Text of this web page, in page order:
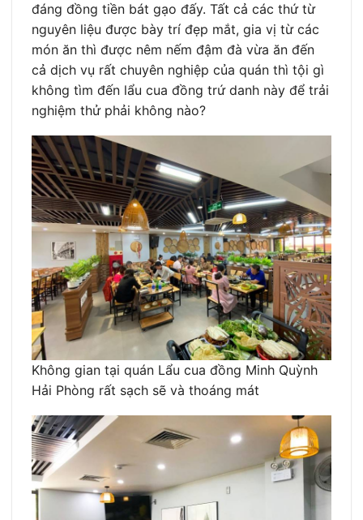
đáng đồng tiền bát gạo đấy. Tất cả các thứ từ
nguyên liệu được bày trí đẹp mắt, gia vị từ các
món ăn thì được nêm nếm đậm đà vừa ăn đến
cả dịch vụ rất chuyên nghiệp của quán thì tội gì
không tìm đến lẩu cua đồng trứ danh này để trải
nghiệm thử phải không nào?
Không gian tại quán Lẩu cua đồng Minh Quỳnh
Hải Phòng rất sạch sẽ và thoáng mát